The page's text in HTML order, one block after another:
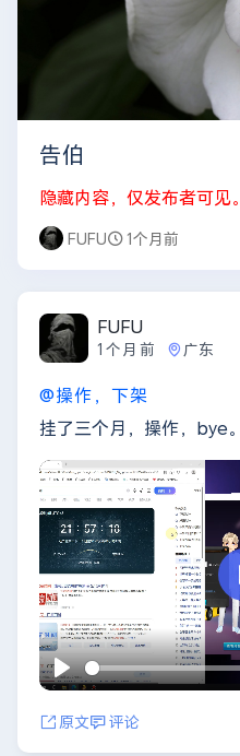
告伯
隐藏内容，仅发布者可见。
FUFU 1个月前
FUFU
1个月前 广东
@操作，下架
挂了三个月，操作，bye。
播
放
原文 评论